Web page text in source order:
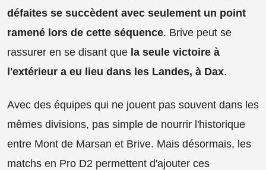
défaites se succèdent avec seulement un point
ramené lors de cette séquence. Brive peut se
rassurer en se disant que la seule victoire à
l'extérieur a eu lieu dans les Landes, à Dax.
Avec des équipes qui ne jouent pas souvent dans les
mêmes divisions, pas simple de nourrir l'historique
entre Mont de Marsan et Brive. Mais désormais, les
matchs en Pro D2 permettent d'ajouter ces